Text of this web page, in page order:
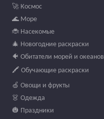
🚀 Космос
🌊 Море
🐞 Насекомые
🎄 Новогодние раскраски
🐠 Обитатели морей и океанов
🖍️ Обучающие раскраски
🍏 Овощи и фрукты
👗 Одежда
🎃 Праздники